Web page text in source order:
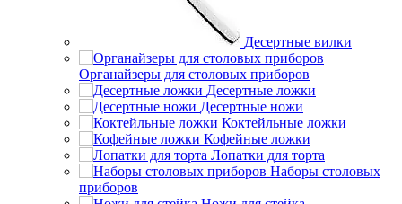
Десертные вилки
Органайзеры для столовых приборов
Десертные ложки
Десертные ножи
Коктейльные ложки
Кофейные ложки
Лопатки для торта
Наборы столовых
приборов